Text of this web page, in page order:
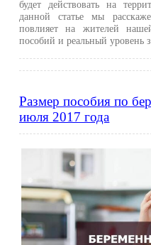
будет действовать на
данной статье мы
повлияет на жителей
пособий и реальный уровень
Размер пособия по
июля 2017 года